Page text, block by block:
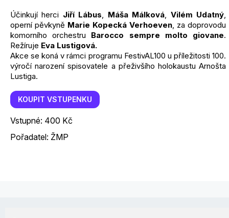
Účinkují herci Jiří Lábus, Máša Málková, Vilém Udatný,
operní pěvkyně Marie Kopecká Verhoeven, za doprovodu
komorního orchestru Barocco sempre molto giovane.
Režíruje Eva Lustigová.
Akce se koná v rámci programu FestivAL100 u příležitosti 100.
výročí narození spisovatele a přeživšího holokaustu Arnošta
Lustiga.
KOUPIT VSTUPENKU
Vstupné: 400 Kč
Pořadatel: ŽMP